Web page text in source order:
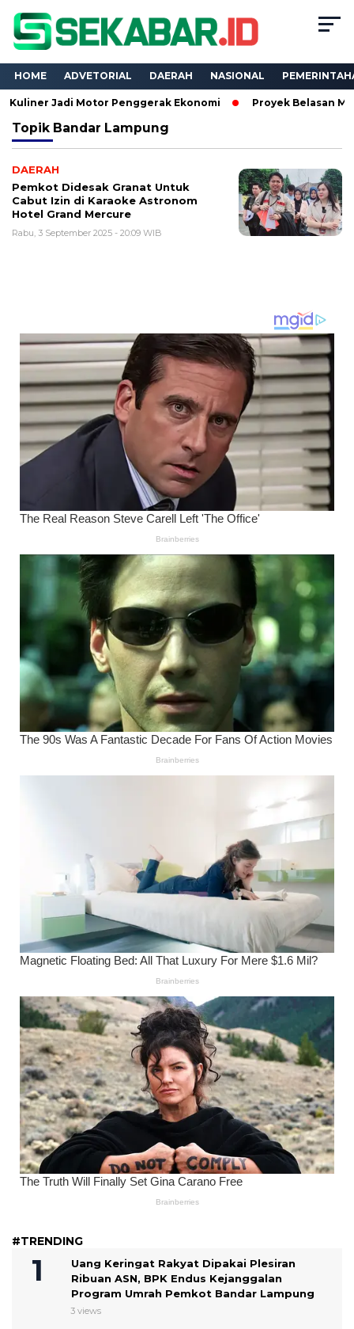
HOME ADVETORIAL DAERAH NASIONAL
Jadi Motor Penggerak Ekonomi Proyek Belasan Miliar
Topik Bandar Lampung
DAERAH
Pemkot Didesak Granat Untuk
Cabut Izin di Karaoke Astronom
Hotel Grand Mercure
Rabu, 3 September 2025 - 20:09 WIB
#TRENDING
Uang Keringat Rakyat Dipakai Plesiran
Ribuan ASN, BPK Endus Kejanggalan
Program Umrah Pemkot Bandar Lampung
3 views